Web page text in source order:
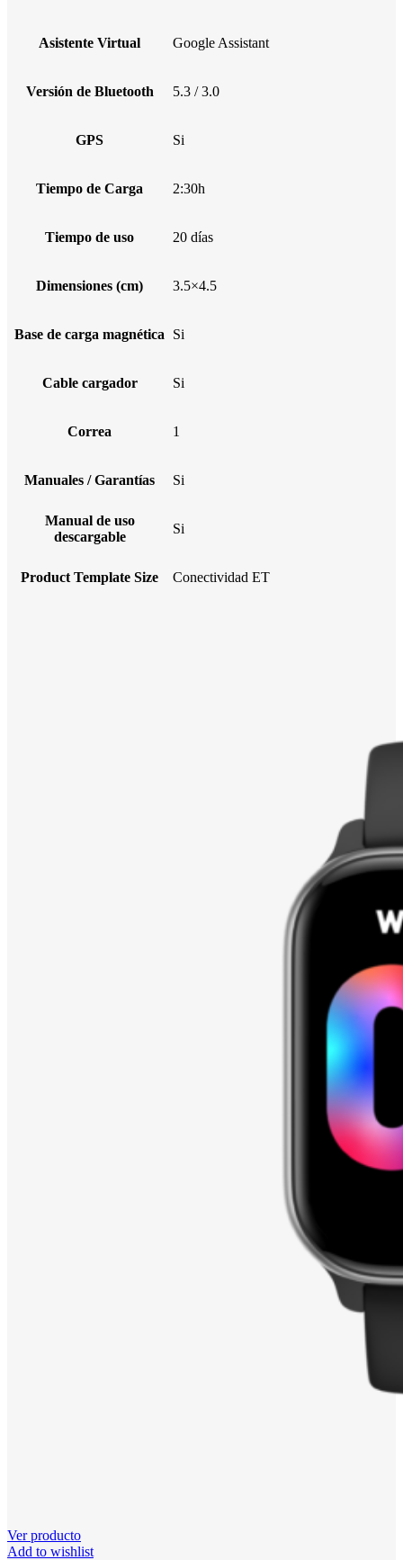
Asistente Virtual Google Assistant
Versión de Bluetooth 5.3 / 3.0
GPS Si
Tiempo de Carga 2:30h
Tiempo de uso 20 días
Dimensiones (cm) 3.5×4.5
Base de carga magnética Si
Cable cargador Si
Correa 1
Manuales / Garantías Si
Manual de uso
descargable
Si
Product Template Size Conectividad ET
Ver producto
Add to wishlist